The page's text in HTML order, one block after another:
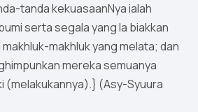
tanda kekuasaanNya ialah
serta segala yang Ia biakkan
makhluk yang melata; dan
mereka semuanya
(melakukannya).} (Asy-Syuura